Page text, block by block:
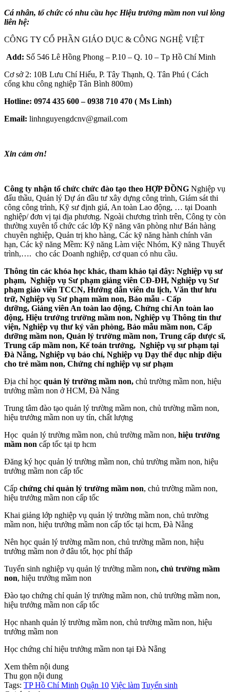
Cá nhân, tổ chức có nhu cầu học Hiệu trưởng mầm non vui lòng
liên hệ:
CÔNG TY CỔ PHẦN GIÁO DỤC & CÔNG NGHỆ VIỆT
Add: Số 546 Lê Hồng Phong – P.10 – Q. 10 – Tp Hồ Chí Minh
Cơ sở 2: 10B Lưu Chí Hiếu, P. Tây Thạnh, Q. Tân Phú ( Cách
cổng khu công nghiệp Tân Bình 800m)
Hotline: 0974 435 600 – 0938 710 470 ( Ms Linh)
Email: linhnguyengdcnv@gmail.com
Xin cảm ơn!
Công ty nhận tổ chức chức đào tạo theo HỢP ĐỒNG Nghiệp vụ
đấu thầu, Quản lý Dự án đầu tư xây dựng công trình, Giám sát thi
công công trình, Kỹ sư định giá, An toàn Lao động, … tại Doanh
nghiệp/ đơn vị tại địa phương. Ngoài chương trình trên, Công ty còn
thường xuyên tổ chức các lớp Kỹ năng văn phòng như Bán hàng
chuyên nghiệp, Quản trị kho hàng, Các kỹ năng hành chính văn
hạn, Các kỹ năng Mềm: Kỹ năng Làm việc Nhóm, Kỹ năng Thuyết
trình,…. cho các Doanh nghiệp, cơ quan có nhu cầu.
Thông tin các khóa học khác, tham khảo tại đây: Nghiệp vụ sư
phạm, Nghiệp vụ Sư phạm giảng viên CĐ-ĐH, Nghiệp vụ Sư
phạm giáo viên TCCN, Hướng dẫn viên du lịch, Văn thư lưu
trữ, Nghiệp vụ Sư phạm mầm non, Bảo mẫu - Cấp
dưỡng, Giảng viên An toàn lao động, Chứng chỉ An toàn lao
động, Hiệu trưởng trường mầm non, Nghiệp vụ Thông tin thư
viện, Nghiệp vụ thư ký văn phòng, Bảo mẫu mầm non, Cấp
dưỡng mầm non, Quản lý trường mầm non, Trung cấp dược sĩ,
Trung cấp mầm non, Kế toán trưởng, Nghiệp vụ sư phạm tại
Đà Nẵng, Nghiệp vụ báo chí, Nghiệp vụ Dạy thể dục nhịp điệu
cho trẻ mầm non, Chứng chỉ nghiệp vụ sư phạm
Địa chỉ học quản lý trường mầm non, chủ trường mầm non, hiệu
trưởng mầm non ở HCM, Đà Nẵng
Trung tâm đào tạo quản lý trường mầm non, chủ trường mầm non,
hiệu trưởng mầm non uy tín, chất lượng
Học quản lý trường mầm non, chủ trường mầm non, hiệu trưởng
mầm non cấp tốc tại tp hcm
Đăng ký học quản lý trường mầm non, chủ trường mầm non, hiệu
trưởng mầm non cấp tốc
Cấp chứng chỉ quản lý trường mầm non, chủ trường mầm non,
hiệu trưởng mầm non cấp tốc
Khai giảng lớp nghiệp vụ quản lý trường mầm non, chủ trường
mầm non, hiệu trưởng mầm non cấp tốc tại hcm, Đà Nẵng
Nên học quản lý trường mầm non, chủ trường mầm non, hiệu
trưởng mầm non ở đâu tốt, học phí thấp
Tuyển sinh nghiệp vụ quản lý trường mầm non, chủ trường mầm
non, hiệu trưởng mầm non
Đào tạo chứng chỉ quản lý trường mầm non, chủ trường mầm non,
hiệu trưởng mầm non cấp tốc
Học nhanh quản lý trường mầm non, chủ trường mầm non, hiệu
trưởng mầm non
Học chứng chỉ hiệu trưởng mầm non tại Đà Nẵng
Xem thêm nội dung
Thu gọn nội dung
Tags: TP Hồ Chí Minh Quận 10 Việc làm Tuyển sinh